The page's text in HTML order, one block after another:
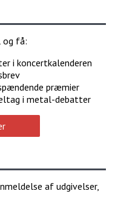
og få:
i koncertkalenderen
præmier
i metal-debatter
af udgivelser,